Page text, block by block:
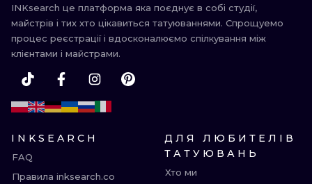
INKsearch це платформа яка поєднує в собі студії,
майстрів і тих хто цікавиться татуюваннями. Спрощуемо
процес реєстрації і вдосконалюємо спілкування між
клієнтами і майстрами.
INKSEARCH
FAQ
Правила inksearch.co
ДЛЯ ЛЮБИТЕЛІВ
ТАТУЮВАНЬ
Хто ми